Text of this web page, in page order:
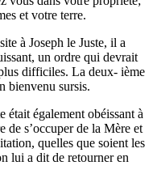
et votre terre.
à Joseph le Juste, il a
un ordre qui devrait
difficiles. La deux- ième
bienvenu sursis.
était également obéissant à
de s’occuper de la Mère et
quelles que soient les
lui a dit de retourner en